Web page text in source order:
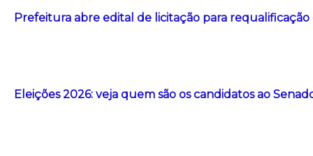
Prefeitura abre edital de licitação para
Eleições 2026: veja quem são os candidatos ao